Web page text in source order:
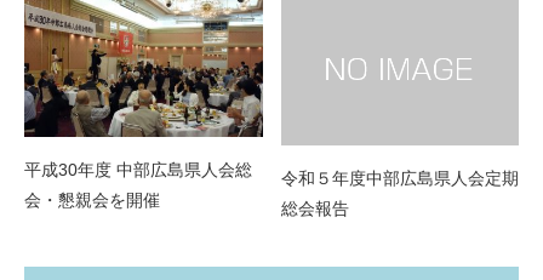
平成30年度 中部広島県人会総
会・懇親会を開催
令和５年度中部広島県人会定期
総会報告